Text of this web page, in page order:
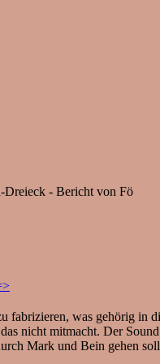
Dreieck - Bericht von Fö
fabrizieren, was gehörig in
nicht mitmacht. Der
Mark und Bein gehen